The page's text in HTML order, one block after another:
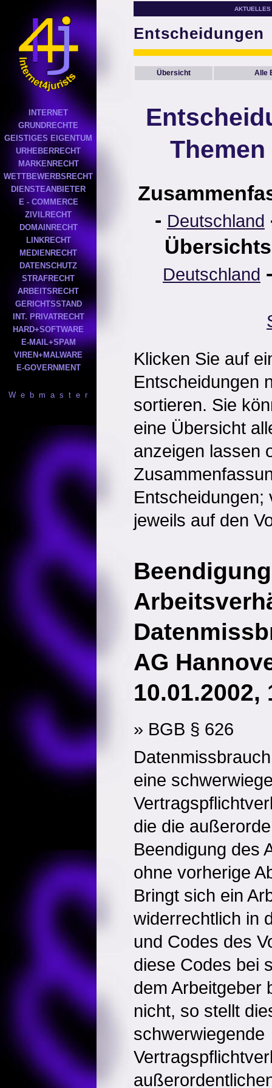
INTERNET
GRUNDRECHTE
GEISTIGES EIGENTUM
URHEBERRECHT
MARKENRECHT
WETTBEWERBSRECHT
DIENSTEANBIETER
E - COMMERCE
ZIVILRECHT
DOMAINRECHT
LINKRECHT
MEDIENRECHT
DATENSCHUTZ
STRAFRECHT
ARBEITSRECHT
GERICHTSSTAND
INT. PRIVATRECHT
HARD+SOFTWARE
E-MAIL+SPAM
VIREN+MALWARE
E-GOVERNMENT
W e b m a s t e r
AKTUELLES
Entscheidungen
Übersicht Alle
- Deutschland
Deutschland
Klicken Sie auf
Entscheidungen
sortieren. Sie
eine Übersicht
anzeigen lassen
Entscheidungen;
jeweils auf den
AG
10.01.2002,
» BGB § 626
eine
die die
Beendigung des
ohne vorherige
Bringt sich ein
widerrechtlich in
und Codes des
diese Codes bei
dem Arbeitgeber
nicht, so stellt
schwerwiegende